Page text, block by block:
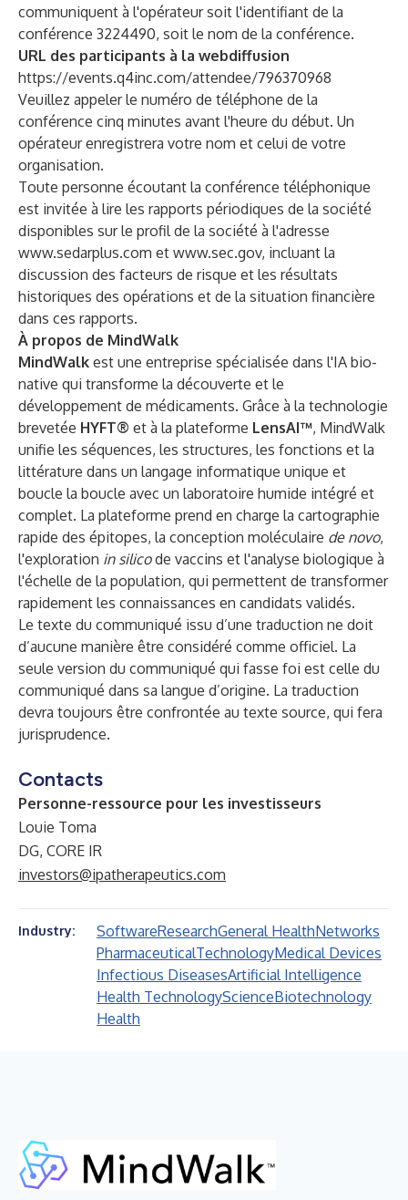
communiquent à l'opérateur soit l'identifiant de la
conférence 3224490, soit le nom de la conférence.
URL des participants à la webdiffusion
https://events.q4inc.com/attendee/796370968
Veuillez appeler le numéro de téléphone de la
conférence cinq minutes avant l'heure du début. Un
opérateur enregistrera votre nom et celui de votre
organisation.
Toute personne écoutant la conférence téléphonique
est invitée à lire les rapports périodiques de la société
disponibles sur le profil de la société à l'adresse
www.sedarplus.com et www.sec.gov, incluant la
discussion des facteurs de risque et les résultats
historiques des opérations et de la situation financière
dans ces rapports.
À propos de MindWalk
MindWalk est une entreprise spécialisée dans l'IA bio-
native qui transforme la découverte et le
développement de médicaments. Grâce à la technologie
brevetée HYFT® et à la plateforme LensAI™, MindWalk
unifie les séquences, les structures, les fonctions et la
littérature dans un langage informatique unique et
boucle la boucle avec un laboratoire humide intégré et
complet. La plateforme prend en charge la cartographie
rapide des épitopes, la conception moléculaire de novo,
l'exploration in silicode vaccins et l'analyse biologique à
l'échelle de la population, qui permettent de transformer
rapidement les connaissances en candidats validés.
Le texte du communiqué issu d’une traduction ne doit
d’aucune manière être considéré comme officiel. La
seule version du communiqué qui fasse foi est celle du
communiqué dans sa langue d’origine. La traduction
devra toujours être confrontée au texte source, qui fera
jurisprudence.
Contacts
Personne-ressource pour les investisseurs
Louie Toma
DG, CORE IR
investors@ipatherapeutics.com
Industry: SoftwareResearchGeneral HealthNetworks
PharmaceuticalTechnologyMedical Devices
Infectious DiseasesArtificial Intelligence
Health TechnologyScienceBiotechnology
Health